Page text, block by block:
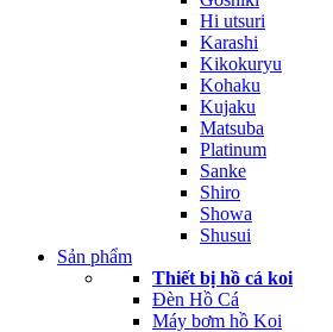
Hi utsuri
Karashi
Kikokuryu
Kohaku
Kujaku
Matsuba
Platinum
Sanke
Shiro
Showa
Shusui
Sản phẩm
Thiết bị hồ cá koi
Đèn Hồ Cá
Máy bơm hồ Koi